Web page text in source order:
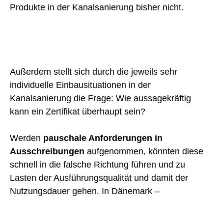
Produkte in der Kanalsanierung bisher nicht.
Außerdem stellt sich durch die jeweils sehr
individuelle Einbausituationen in der
Kanalsanierung die Frage: Wie aussagekräftig
kann ein Zertifikat überhaupt sein?
Werden pauschale Anforderungen in
Ausschreibungen aufgenommen, könnten diese
schnell in die falsche Richtung führen und zu
Lasten der Ausführungsqualität und damit der
Nutzungsdauer gehen. In Dänemark –